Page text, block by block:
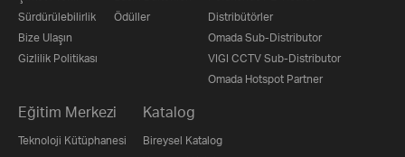
Sürdürülebilirlik
Bize Ulaşın
Gizlilik Politikası
Ödüller
Distribütörler
Omada Sub-Distributor
VIGI CCTV Sub-Distributor
Omada Hotspot Partner
Eğitim Merkezi
Teknoloji Kütüphanesi
Katalog
Bireysel Katalog